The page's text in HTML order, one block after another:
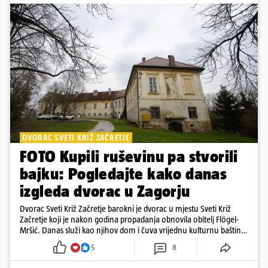
DVORAC SVETI KRIŽ ZAČRETJE
FOTO Kupili ruševinu pa stvorili
bajku: Pogledajte kako danas
izgleda dvorac u Zagorju
Dvorac Sveti Križ Začretje barokni je dvorac u mjestu Sveti Križ
Začretje koji je nakon godina propadanja obnovila obitelj Flögel-
Mršić. Danas služi kao njihov dom i čuva vrijednu kulturnu baštinu
davno zaboravljenog vremena
5 8